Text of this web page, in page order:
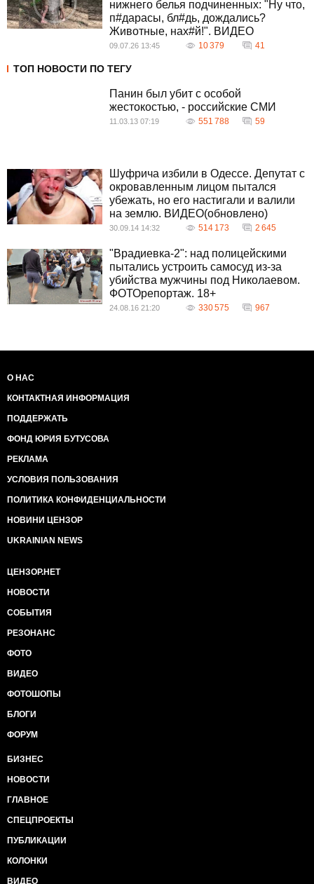
нижнего белья подчиненных: "Ну что,
п#дарасы, бл#дь, дождались?
Животные, нах#й!". ВИДЕО
09.07.26 13:45 10 379 41
ТОП НОВОСТИ ПО ТЕГУ
Панин был убит с особой
жестокостью, - российские СМИ
11.03.13 07:19 551 788 59
Шуфрича избили в Одессе. Депутат с
окровавленным лицом пытался
убежать, но его настигали и валили
на землю. ВИДЕО(обновлено)
30.09.14 14:32 514 173 2 645
"Врадиевка-2": над полицейскими
пытались устроить самосуд из-за
убийства мужчины под Николаевом.
ФОТОрепортаж. 18+
24.08.16 21:20 330 575 967
О НАС
КОНТАКТНАЯ ИНФОРМАЦИЯ
ПОДДЕРЖАТЬ
ФОНД ЮРИЯ БУТУСОВА
РЕКЛАМА
УСЛОВИЯ ПОЛЬЗОВАНИЯ
ПОЛИТИКА КОНФИДЕНЦИАЛЬНОСТИ
НОВИНИ ЦЕНЗОР
UKRAINIAN NEWS
ЦЕНЗОР.НЕТ
НОВОСТИ
СОБЫТИЯ
РЕЗОНАНС
ФОТО
ВИДЕО
ФОТОШОПЫ
БЛОГИ
ФОРУМ
БИЗНЕС
НОВОСТИ
ГЛАВНОЕ
СПЕЦПРОЕКТЫ
ПУБЛИКАЦИИ
КОЛОНКИ
ВИДЕО